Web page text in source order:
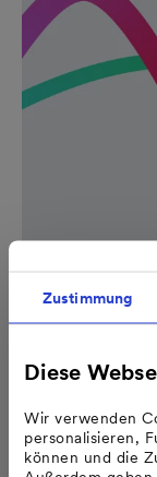
Zustimmung
Diese
Wir verwenden
personalisieren,
können und die
12. Februar 2026 |
MVV Energie
the first quarter
2025…